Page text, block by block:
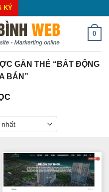
KÝ
0
GẮN THẺ “BẤT ĐỘNG
BÁN”